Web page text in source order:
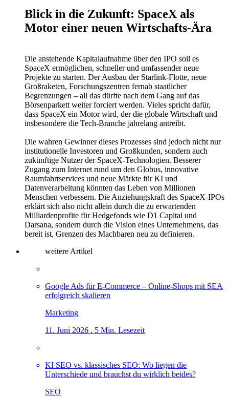
Blick in die Zukunft: SpaceX als
Motor einer neuen Wirtschafts-Ära
Die anstehende Kapitalaufnahme über den IPO soll es
SpaceX ermöglichen, schneller und umfassender neue
Projekte zu starten. Der Ausbau der Starlink-Flotte, neue
Großraketen, Forschungszentren fernab staatlicher
Begrenzungen – all das dürfte nach dem Gang auf das
Börsenparkett weiter forciert werden. Vieles spricht dafür,
dass SpaceX ein Motor wird, der die globale Wirtschaft und
insbesondere die Tech-Branche jahrelang antreibt.
Die wahren Gewinner dieses Prozesses sind jedoch nicht nur
institutionelle Investoren und Großkunden, sondern auch
zukünftige Nutzer der SpaceX-Technologien. Besserer
Zugang zum Internet rund um den Globus, innovative
Raumfahrtservices und neue Märkte für KI und
Datenverarbeitung könnten das Leben von Millionen
Menschen verbessern. Die Anziehungskraft des SpaceX-IPOs
erklärt sich also nicht allein durch die zu erwartenden
Milliardenprofite für Hedgefonds wie D1 Capital und
Darsana, sondern durch die Vision eines Unternehmens, das
bereit ist, Grenzen des Machbaren neu zu definieren.
weitere Artikel
Google Ads für E-Commerce – Online-Shops mit SEA
erfolgreich skalieren
Marketing
11. Juni 2026 . 5 Min. Lesezeit
KI SEO vs. klassisches SEO: Wo liegen die
Unterschiede und brauchst du wirklich beides?
SEO